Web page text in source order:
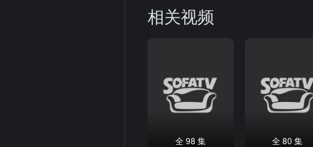
相关视频
全 98 集 全 80 集